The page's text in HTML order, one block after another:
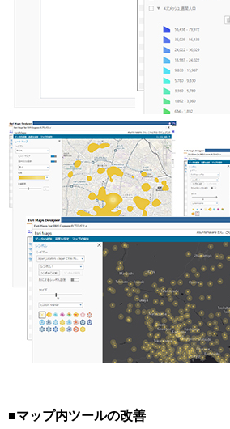
■マップ内ツールの改善